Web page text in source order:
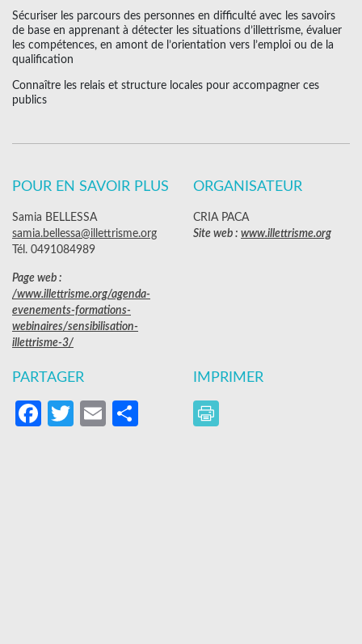
Sécuriser les parcours des personnes en difficulté avec les savoirs
de base en apprenant à détecter les situations d’illettrisme, évaluer
les compétences, en amont de l’orientation vers l’emploi ou de la
qualification
Connaître les relais et structure locales pour accompagner ces
publics
POUR EN SAVOIR PLUS
Samia BELLESSA
samia.bellessa@illettrisme.org
Tél. 0491084989
Page web :
/www.illettrisme.org/agenda-
evenements-formations-
webinaires/sensibilisation-
illettrisme-3/
ORGANISATEUR
CRIA PACA
Site web : www.illettrisme.org
PARTAGER
Facebook
Twitter
EmailPartager
IMPRIMER